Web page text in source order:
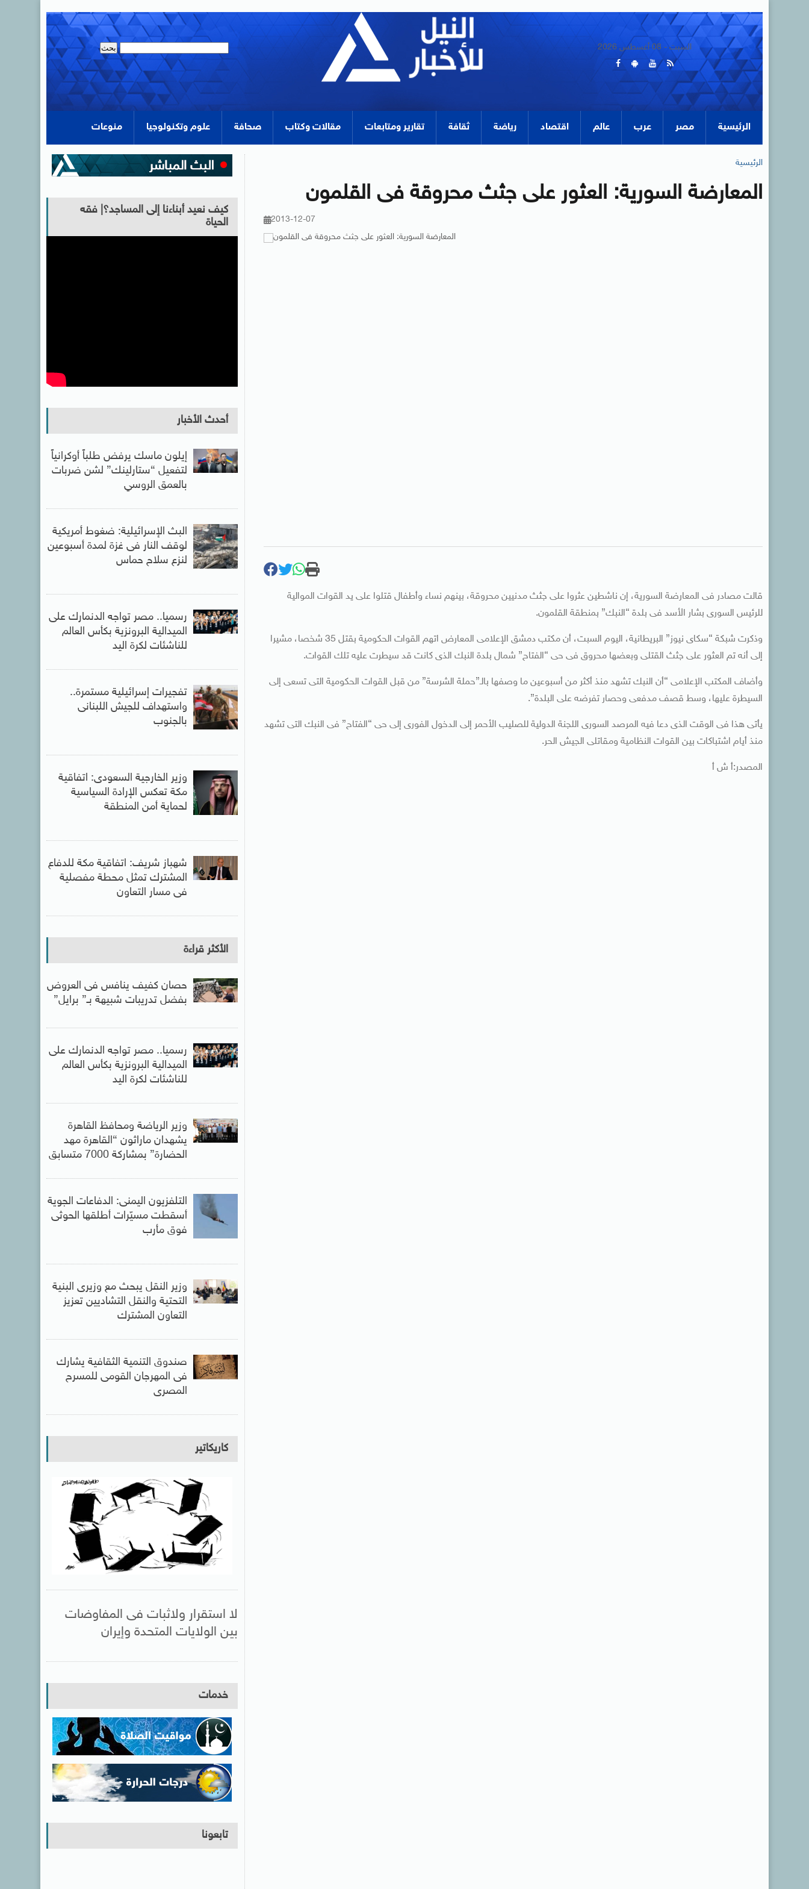
السبت - 08 أغسطس 2026
الرئيسية مصر عرب عالم اقتصاد رياضة ثقافة تقارير ومتابعات مقالات وكتاب صحافة علوم وتكنولوجيا منوعات
الرئيسية
المعارضة السورية: العثور على جثث محروقة فى القلمون
2013-12-07
قالت مصادر فى المعارضة السورية، إن ناشطين عثروا على جثث مدنيين محروقة، بينهم نساء وأطفال قتلوا على يد القوات الموالية
للرئيس السورى بشار الأسد فى بلدة “النبك” بمنطقة القلمون.
وذكرت شبكة “سكاى نيوز” البريطانية، اليوم السبت، أن مكتب دمشق الإعلامى المعارض اتهم القوات الحكومية بقتل 35 شخصا، مشيرا
إلى أنه تم العثور على جثث القتلى وبعضها محروق فى حى “الفتاح” شمال بلدة النبك الذى كانت قد سيطرت عليه تلك القوات.
وأضاف المكتب الإعلامى “أن النبك تشهد منذ أكثر من أسبوعين ما وصفها بالـ”حملة الشرسة” من قبل القوات الحكومية التى تسعى إلى
السيطرة عليها، وسط قصف مدفعى وحصار تفرضه على البلدة”.
يأتى هذا فى الوقت الذى دعا فيه المرصد السورى اللجنة الدولية للصليب الأحمر إلى الدخول الفورى إلى حى “الفتاح” فى النبك التى تشهد
منذ أيام اشتباكات بين القوات النظامية ومقاتلى الجيش الحر.
المصدر:أ ش أ
كيف نعيد أبناءنا إلى المساجد؟| فقه
الحياة
أحدث الأخبار
إيلون ماسك يرفض طلباً أوكرانياً
لتفعيل “ستارلينك” لشن ضربات
بالعمق الروسي
البث الإسرائيلية: ضغوط أمريكية
لوقف النار فى غزة لمدة أسبوعين
لنزع سلاح حماس
رسميا.. مصر تواجه الدنمارك على
الميدالية البرونزية بكأس العالم
للناشئات لكرة اليد
تفجيرات إسرائيلية مستمرة..
واستهداف للجيش اللبنانى
بالجنوب
وزير الخارجية السعودى: اتفاقية
مكة تعكس الإرادة السياسية
لحماية أمن المنطقة
شهباز شريف: اتفاقية مكة للدفاع
المشترك تمثل محطة مفصلية
فى مسار التعاون
الأكثر قراءة
حصان كفيف ينافس فى العروض
بفضل تدريبات شبيهة بـ” برايل”
رسميا.. مصر تواجه الدنمارك على
الميدالية البرونزية بكأس العالم
للناشئات لكرة اليد
وزير الرياضة ومحافظ القاهرة
يشهدان ماراثون “القاهرة مهد
الحضارة” بمشاركة 7000 متسابق
التلفزيون اليمنى: الدفاعات الجوية
أسقطت مسيّرات أطلقها الحوثى
فوق مأرب
وزير النقل يبحث مع وزيرى البنية
التحتية والنقل التشاديين تعزيز
التعاون المشترك
صندوق التنمية الثقافية يشارك
فى المهرجان القومى للمسرح
المصرى
كاريكاتير
لا استقرار ولاثبات فى المفاوضات
بين الولايات المتحدة وإيران
خدمات
تابعونا